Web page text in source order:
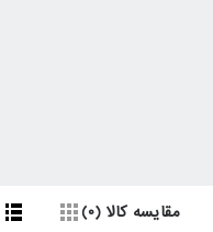
مقایسه کالا (0)